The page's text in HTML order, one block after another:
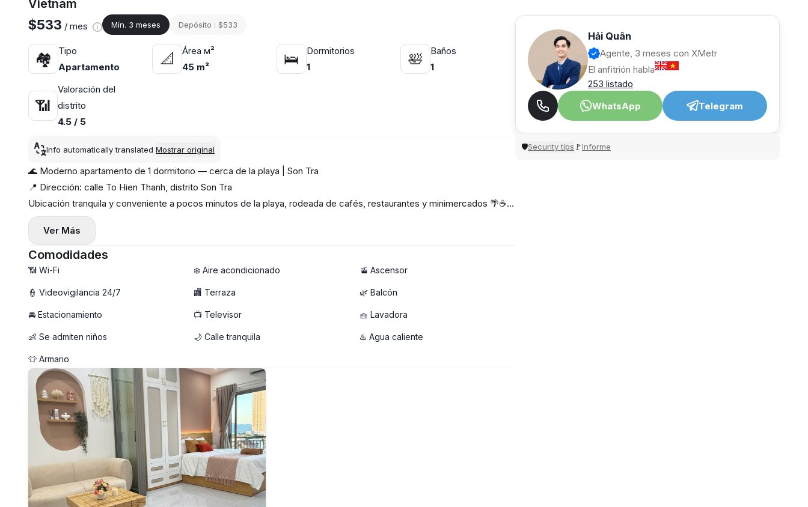
Vietnam
$533 / mes Mín. 3 meses Depósito : $533
🏘
Tipo
Apartamento
📐
Área м²
45 m²
🛌
Dormitorios
1
🛀
Baños
1
📶
Valoración del
distrito
4.5 / 5
Info automatically translated Mostrar original
🌊 Moderno apartamento de 1 dormitorio — cerca de la playa | Son Tra
📍 Dirección: calle To Hien Thanh, distrito Son Tra
Ubicación tranquila y conveniente a pocos minutos de la playa, rodeada de cafés, restaurantes y minimercados 🌴☕
✨ Características del apartamento:
— Apartamento de nueva construcción con 1 dormitorio
— Distribución amplia con balcón privado ventilado 🌤️
— Totalmente amueblado, moderno y listo para entrar a vivir
🚀 WiFi de alta velocidad
💰 Precio: 13 – 15,5 millones VND/mes (según planta)
📩 ¡Escríbenos ahora para concertar una visita — los apartamentos en esta ubicación se alquilan rápido!
Ver Más
Comodidades
📶 Wi-Fi ❄️ Aire acondicionado 🚡 Ascensor
👮 Videovigilancia 24/7 🏬 Terraza 🌿 Balcón
🚘 Estacionamiento 📺 Televisor 🧺 Lavadora
👶 Se admiten niños 🌙 Calle tranquila ♨️ Agua caliente
👕 Armario
Hải Quân
Agente, 3 meses con XMetr
El anfitrión habla
253 listado
WhatsApp
Telegram
🛡Security tips 🚩Informe